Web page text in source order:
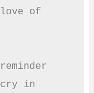
of
cry in